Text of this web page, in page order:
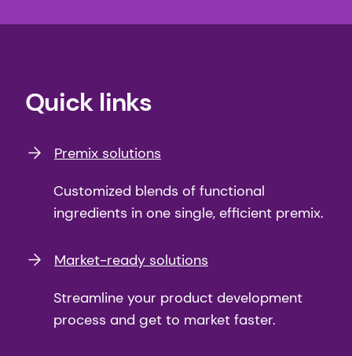
Quick links
Premix solutions
Customized blends of functional
ingredients in one single, efficient premix.
Market-ready solutions
Streamline your product development
process and get to market faster.